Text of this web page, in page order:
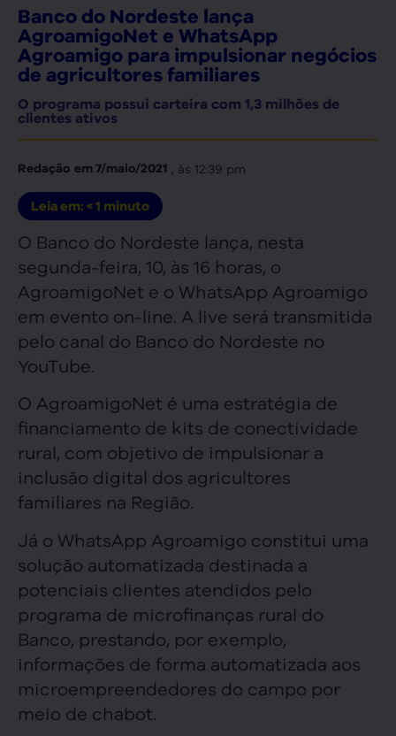
Banco do Nordeste lança
AgroamigoNet e WhatsApp
Agroamigo para impulsionar negócios
de agricultores familiares
O programa possui carteira com 1,3 milhões de
clientes ativos
Redação em7/maio/2021 , às 12:39 pm
Leia em: < 1 minuto
O Banco do Nordeste lança, nesta
segunda-feira, 10, às 16 horas, o
AgroamigoNet e o WhatsApp Agroamigo
em evento on-line. A live será transmitida
pelo canal do Banco do Nordeste no
YouTube.
O AgroamigoNet é uma estratégia de
financiamento de kits de conectividade
rural, com objetivo de impulsionar a
inclusão digital dos agricultores
familiares na Região.
Já o WhatsApp Agroamigo constitui uma
solução automatizada destinada a
potenciais clientes atendidos pelo
programa de microfinanças rural do
Banco, prestando, por exemplo,
informações de forma automatizada aos
microempreendedores do campo por
meio de chabot.